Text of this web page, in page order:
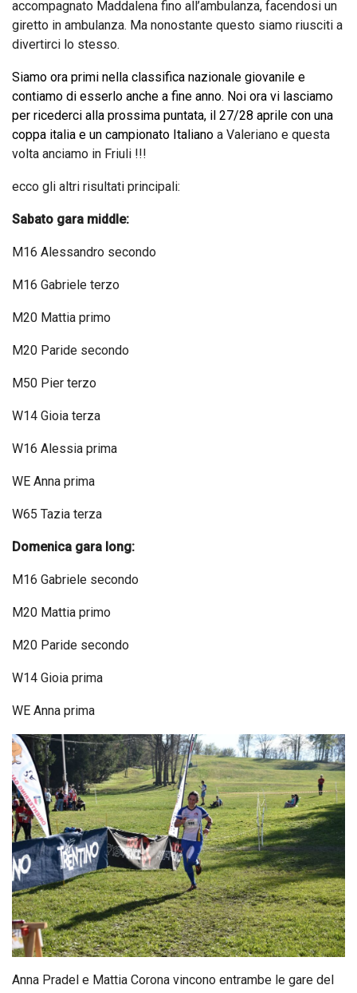
accompagnato Maddalena fino all’ambulanza, facendosi un
giretto in ambulanza. Ma nonostante questo siamo riusciti a
divertirci lo stesso.
Siamo ora primi nella classifica nazionale giovanile e
contiamo di esserlo anche a fine anno. Noi ora vi lasciamo
per ricederci alla prossima puntata, il 27/28 aprile con una
coppa italia e un campionato Italiano a Valeriano e questa
volta anciamo in Friuli !!!
ecco gli altri risultati principali:
Sabato gara middle:
M16 Alessandro secondo
M16 Gabriele terzo
M20 Mattia primo
M20 Paride secondo
M50 Pier terzo
W14 Gioia terza
W16 Alessia prima
WE Anna prima
W65 Tazia terza
Domenica gara long:
M16 Gabriele secondo
M20 Mattia primo
M20 Paride secondo
W14 Gioia prima
WE Anna prima
Anna Pradel e Mattia Corona vincono entrambe le gare del